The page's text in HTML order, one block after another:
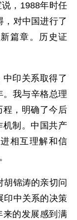
，1988年时任
，对中国进行了
篇章。历史证
印关系取得了
。我与辛格总理
，明确了今后
机制。中国共产
相互理解和信
锦涛的亲切问
印中关系的决策
来的发展感到满